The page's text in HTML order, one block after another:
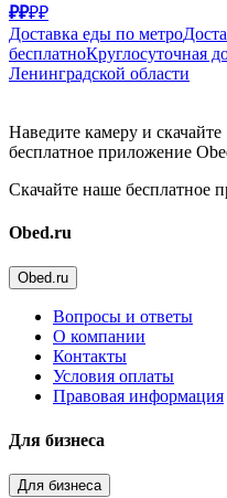
₽₽₽₽
Доставка еды по метро
бесплатноКруглосуточная
Ленинградской области
Наведите камеру и скачайте
бесплатное приложение
Скачайте наше бесплатное
Obed.ru
Obed.ru
Вопросы и ответы
О компании
Контакты
Условия оплаты
Правовая информация
Для бизнеса
Для бизнеса